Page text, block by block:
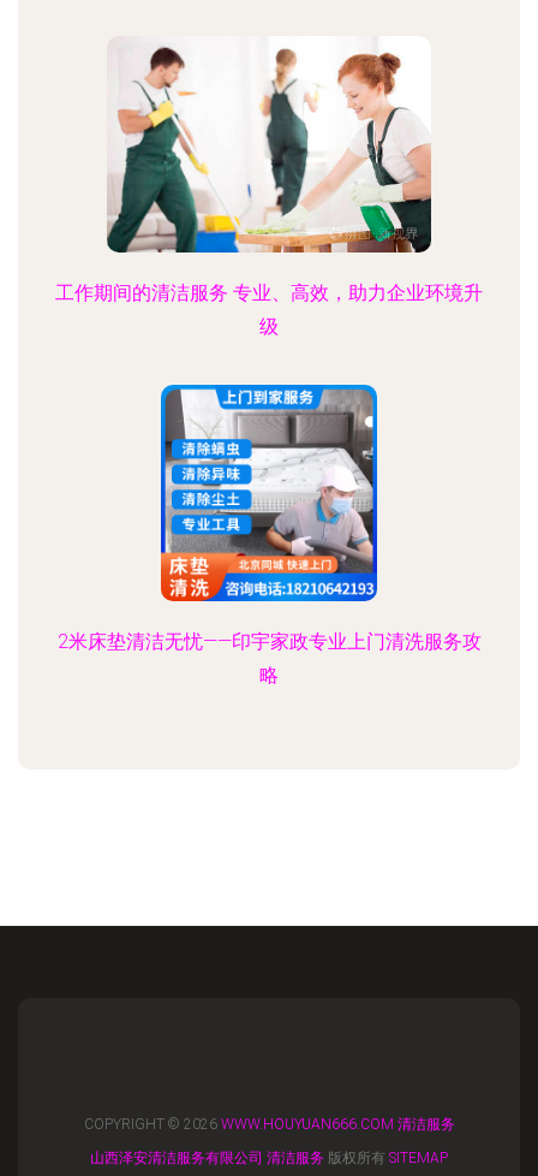
工作期间的清洁服务 专业、高效，助力企业环境升
级
2米床垫清洁无忧——印宇家政专业上门清洗服务攻
略
COPYRIGHT © 2026 WWW.HOUYUAN666.COM 清洁服务
山西泽安清洁服务有限公司 清洁服务 版权所有 SITEMAP